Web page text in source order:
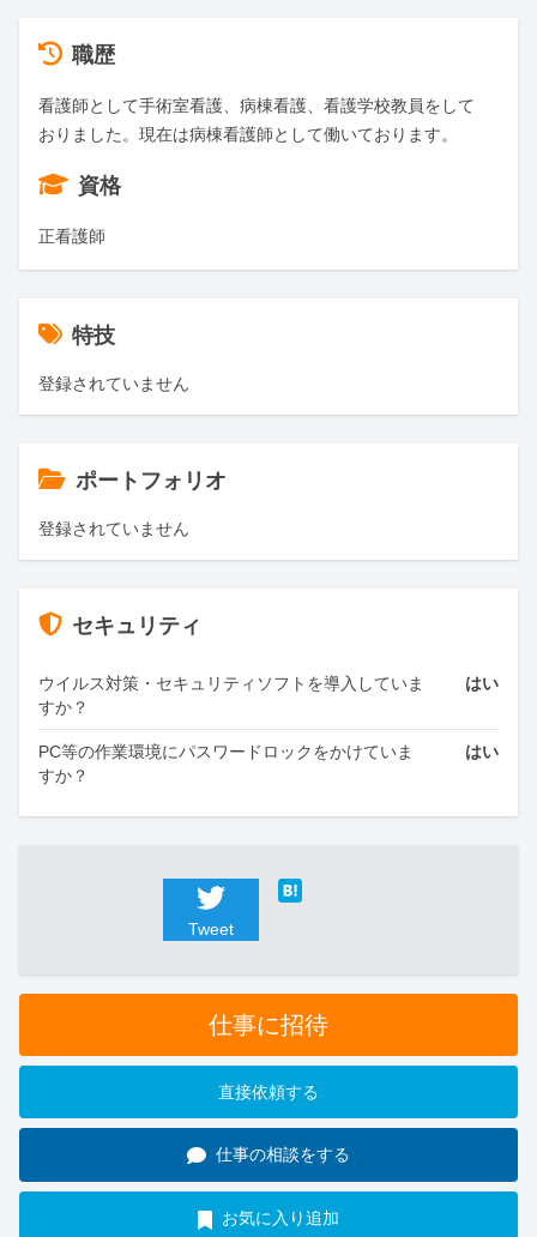
職歴
看護師として手術室看護、病棟看護、看護学校教員をして
おりました。現在は病棟看護師として働いております。
資格
正看護師
特技
登録されていません
ポートフォリオ
登録されていません
セキュリティ
ウイルス対策・セキュリティソフトを導入していま
すか？
はい
PC等の作業環境にパスワードロックをかけていま
すか？
はい
Tweet
仕事に招待
直接依頼する
仕事の相談をする
お気に入り追加